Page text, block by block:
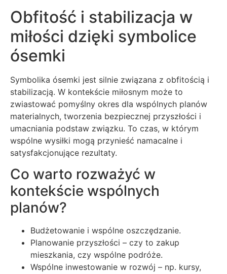
Obfitość i stabilizacja w
miłości dzięki symbolice
ósemki
Symbolika ósemki jest silnie związana z obfitością i
stabilizacją. W kontekście miłosnym może to
zwiastować pomyślny okres dla wspólnych planów
materialnych, tworzenia bezpiecznej przyszłości i
umacniania podstaw związku. To czas, w którym
wspólne wysiłki mogą przynieść namacalne i
satysfakcjonujące rezultaty.
Co warto rozważyć w
kontekście wspólnych
planów?
Budżetowanie i wspólne oszczędzanie.
Planowanie przyszłości – czy to zakup
mieszkania, czy wspólne podróże.
Wspólne inwestowanie w rozwój – np. kursy,